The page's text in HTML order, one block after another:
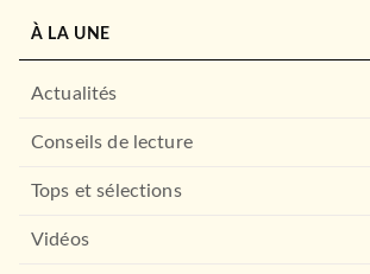
À LA UNE
Actualités
Conseils de lecture
Tops et sélections
Vidéos